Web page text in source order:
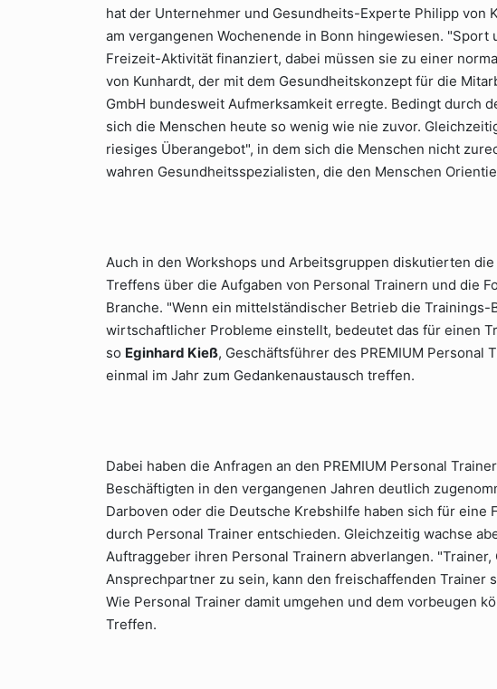
hat der Unternehmer und Gesundheits-Experte Philipp von
am vergangenen Wochenende in Bonn hingewiesen.
Freizeit-Aktivität finanziert, dabei müssen sie zu einer
von Kunhardt, der mit dem Gesundheitskonzept für die
GmbH bundesweit Aufmerksamkeit erregte. Bedingt durch
sich die Menschen heute so wenig wie nie zuvor.
riesiges Überangebot", in dem sich die Menschen nicht
wahren Gesundheitsspezialisten, die den Menschen
Auch in den Workshops und Arbeitsgruppen diskutierten
Treffens über die Aufgaben von Personal Trainern und die
Branche. "Wenn ein mittelständischer Betrieb die
wirtschaftlicher Probleme einstellt, bedeutet das für einen
so Eginhard Kieß, Geschäftsführer des PREMIUM Personal
einmal im Jahr zum Gedankenaustausch treffen.
Dabei haben die Anfragen an den PREMIUM Personal
Beschäftigten in den vergangenen Jahren deutlich
Darboven oder die Deutsche Krebshilfe haben sich für
durch Personal Trainer entschieden. Gleichzeitig wachse
Auftraggeber ihren Personal Trainern abverlangen.
Ansprechpartner zu sein, kann den freischaffenden Trainer
Wie Personal Trainer damit umgehen und dem vorbeugen
Treffen.